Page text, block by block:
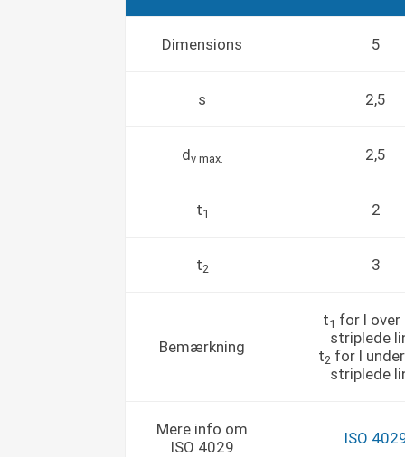
Dimensions 5
s 2,5
dv max. 2,5
t1 2
t2 3
Bemærkning
t1 for l over
striplede
t2 for l
striplede
Mere info om
ISO 4029
ISO